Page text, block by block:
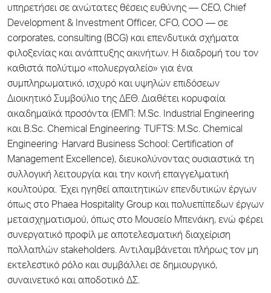
υπηρετήσει σε ανώτατες θέσεις ευθύνης — CEO, Chief
Development & Investment Officer, CFO, COO — σε
corporates, consulting (BCG) και επενδυτικά σχήματα
φιλοξενίας και ανάπτυξης ακινήτων. Η διαδρομή του τον
καθιστά πολύτιμο «πολυεργαλείο» για ένα
συμπληρωματικό, ισχυρό και υψηλών επιδόσεων
Διοικητικό Συμβούλιο της ΔΕΘ. Διαθέτει κορυφαία
ακαδημαϊκά προσόντα (ΕΜΠ: M.Sc. Industrial Engineering
και B.Sc. Chemical Engineering· TUFTS: M.Sc. Chemical
Engineering· Harvard Business School: Certification of
Management Excellence), διευκολύνοντας ουσιαστικά τη
συλλογική λειτουργία και την κοινή επαγγελματική
κουλτούρα. Έχει ηγηθεί απαιτητικών επενδυτικών έργων
όπως στο Phaea Hospitality Group και πολυεπίπεδων έργων
μετασχηματισμού, όπως στο Μουσείο Μπενάκη, ενώ φέρει
συνεργατικό προφίλ με αποτελεσματική διαχείριση
πολλαπλών stakeholders. Αντιλαμβάνεται πλήρως τον μη
εκτελεστικό ρόλο και συμβάλλει σε δημιουργικό,
συναινετικό και αποδοτικό ΔΣ.